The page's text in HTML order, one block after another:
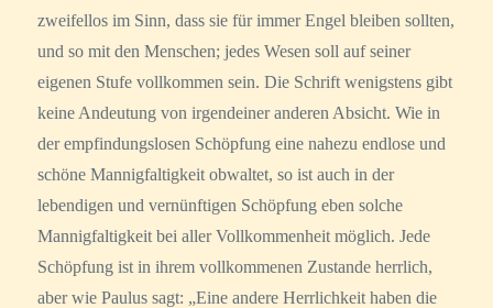
zweifellos im Sinn, dass sie für immer Engel bleiben sollten,
und so mit den Menschen; jedes Wesen soll auf seiner
eigenen Stufe vollkommen sein. Die Schrift wenigstens gibt
keine Andeutung von irgendeiner anderen Absicht. Wie in
der empfindungslosen Schöpfung eine nahezu endlose und
schöne Mannigfaltigkeit obwaltet, so ist auch in der
lebendigen und vernünftigen Schöpfung eben solche
Mannigfaltigkeit bei aller Vollkommenheit möglich. Jede
Schöpfung ist in ihrem vollkommenen Zustande herrlich,
aber wie Paulus sagt: „Eine andere Herrlichkeit haben die